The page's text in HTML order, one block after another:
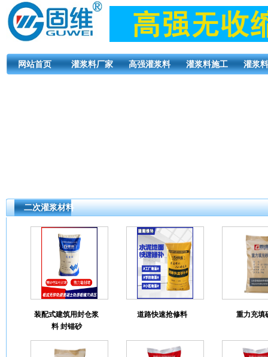
网站首页 灌浆料厂家 高强灌浆料 灌浆料施工 灌浆
二次灌浆材料
装配式建筑用封仓浆
料 封锚砂
道路快速抢修料 重力充填